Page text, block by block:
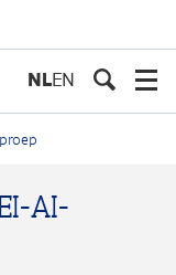
NLEN
AI-